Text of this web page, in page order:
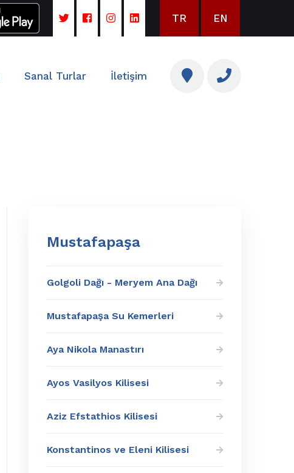
TR EN
Sanal Turlar İletişim
Mustafapaşa
Golgoli Dağı - Meryem Ana Dağı
Mustafapaşa Su Kemerleri
Aya Nikola Manastırı
Ayos Vasilyos Kilisesi
Aziz Efstathios Kilisesi
Konstantinos ve Eleni Kilisesi